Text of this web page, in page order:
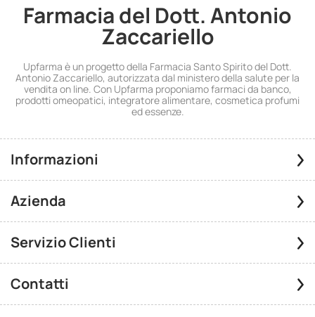
Farmacia del Dott. Antonio
Zaccariello
Upfarma è un progetto della Farmacia Santo Spirito del Dott.
Antonio Zaccariello, autorizzata dal ministero della salute per la
vendita on line. Con Upfarma proponiamo farmaci da banco,
prodotti omeopatici, integratore alimentare, cosmetica profumi
ed essenze.
Informazioni
Azienda
Servizio Clienti
Contatti